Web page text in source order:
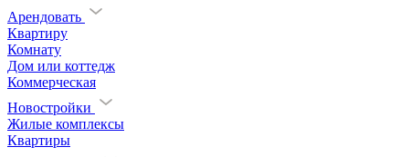
Арендовать
Квартиру
Комнату
Дом или коттедж
Коммерческая
Новостройки
Жилые комплексы
Квартиры